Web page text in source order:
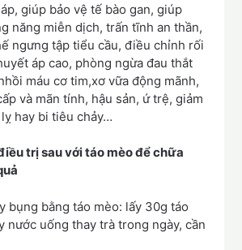
giúp bảo vệ tế bào gan, giúp
năng miễn dịch, trấn tĩnh an thần,
ngưng tập tiểu cầu, điều chỉnh rối
áp cao, phòng ngừa đau thắt
máu cơ tim,xơ vữa động mãnh,
và mãn tính, hậu sản, ứ trệ, giảm
hay bi tiêu chảy…
trị sau với táo mèo để chữa
bụng bằng táo mèo: lấy 30g táo
nước uống thay trà trong ngày, cần